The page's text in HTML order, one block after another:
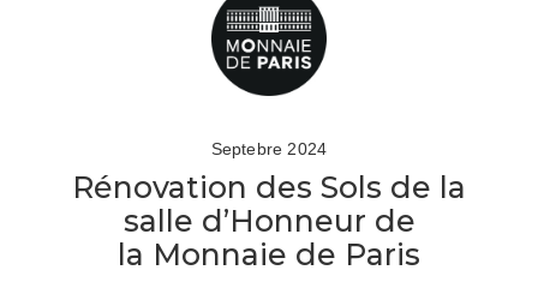
Septebre 2024
Rénovation des Sols de la
salle d’Honneur de
la Monnaie de Paris